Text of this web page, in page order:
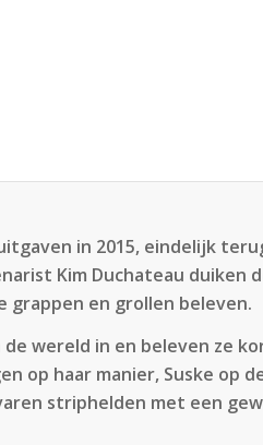
in 2015, eindelijk
Kim Duchateau duiken
grappen en grollen beleven.
wereld in en beleven ze
op haar manier, Suske op
striphelden met een